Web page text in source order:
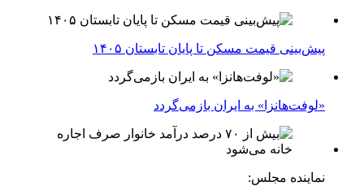
پیش‌بینی قیمت مسکن تا پایان تابستان ۱۴۰۵
«لوفت‌هانزا» به ایران بازمی‌گردد
نماینده مجلس: